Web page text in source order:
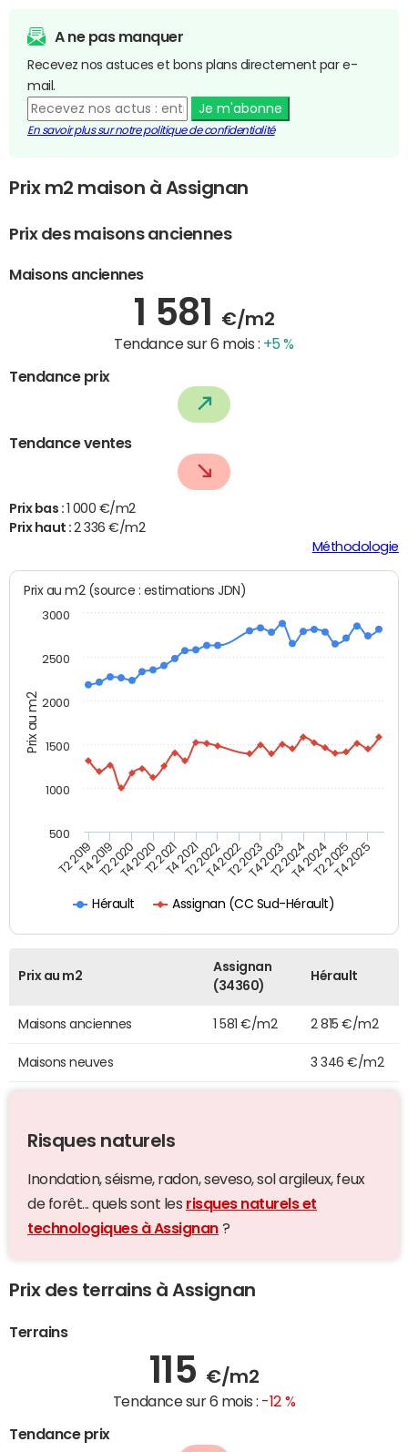
A ne pas manquer
Recevez nos astuces et bons plans directement par e-
mail.
Je m'abonne
En savoir plus sur notre politique de confidentialité
Prix m2 maison à Assignan
Prix des maisons anciennes
Maisons anciennes
1 581 €/m2
Tendance sur 6 mois : +5 %
Tendance prix
Tendance ventes
Prix bas :
1 000 €/m2
Prix haut :2 336 €/m2
Méthodologie
Prix au m2
Prix au m2 (source : estimations JDN)
Hérault Assignan (CC Sud-Hérault)
T2 2019T4 2019T2 2020T4 2020T2 2021T4 2021T2 2022T4 2022T2 2023T4 2023T2 2024T4 2024T2 2025T4 2025
500
1000
1500
2000
2500
3000
Prix au m2
Assignan
(34360)
Hérault
Maisons anciennes 1 581 €/m2 2 815 €/m2
Maisons neuves 3 346 €/m2
Risques naturels
Inondation, séisme, radon, seveso, sol argileux, feux
de forêt... quels sont les risques naturels et
technologiques à Assignan ?
Prix des terrains à Assignan
Terrains
115 €/m2
Tendance sur 6 mois : -12 %
Tendance prix